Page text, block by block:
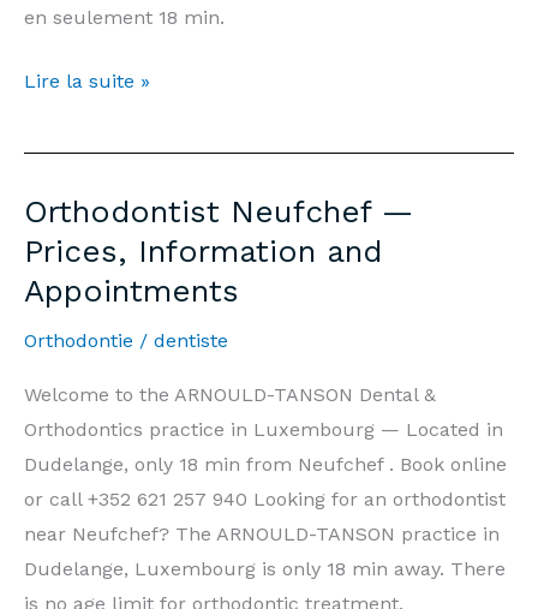
en seulement 18 min.
Orthodontiste
—
Informations
et
Rendez-
Lire la suite »
Orthodontist Neufchef —
Prices, Information and
Appointments
Orthodontie / dentiste
Welcome to the ARNOULD-TANSON Dental &
Orthodontics practice in Luxembourg — Located in
Dudelange, only 18 min from Neufchef . Book online
or call +352 621 257 940 Looking for an orthodontist
near Neufchef? The ARNOULD-TANSON practice in
Dudelange, Luxembourg is only 18 min away. There
is no age limit for orthodontic treatment.